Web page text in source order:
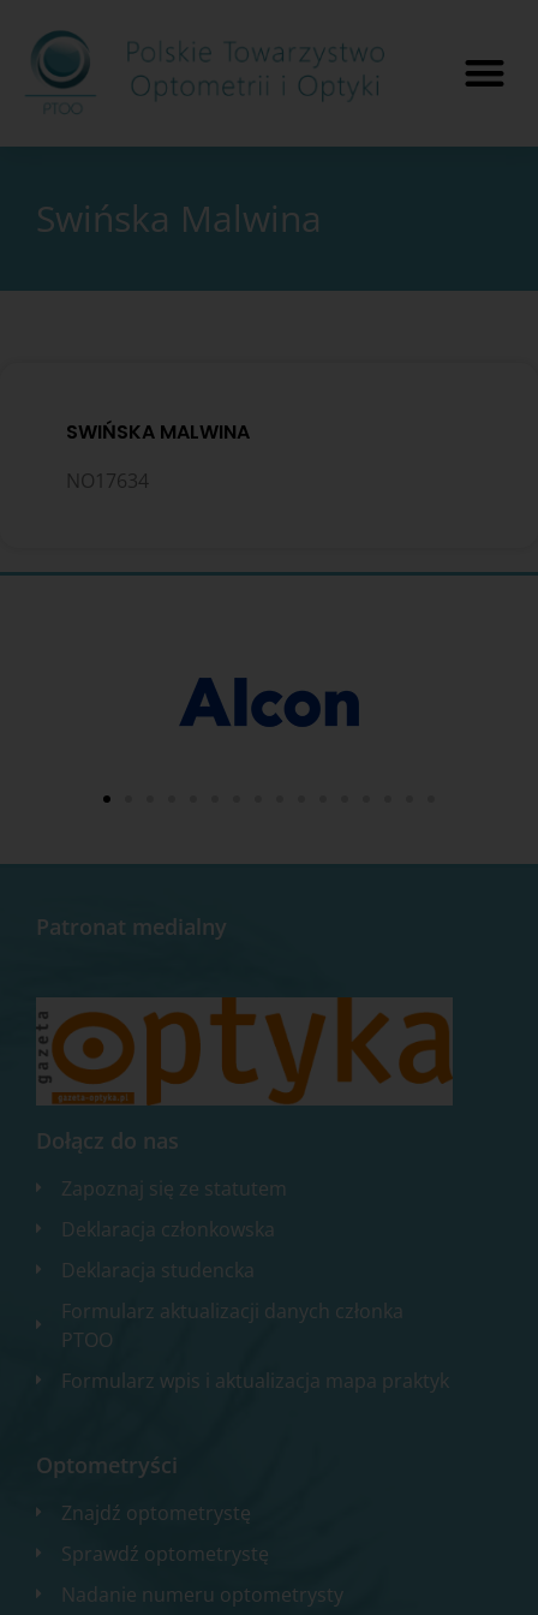
Swińska Malwina
SWIŃSKA MALWINA
NO17634
Patronat medialny
Dołącz do nas
Zapoznaj się ze statutem
Deklaracja członkowska
Deklaracja studencka
Formularz aktualizacji danych członka
PTOO
Formularz wpis i aktualizacja mapa praktyk
Optometryści
Znajdź optometrystę
Sprawdź optometrystę
Nadanie numeru optometrysty